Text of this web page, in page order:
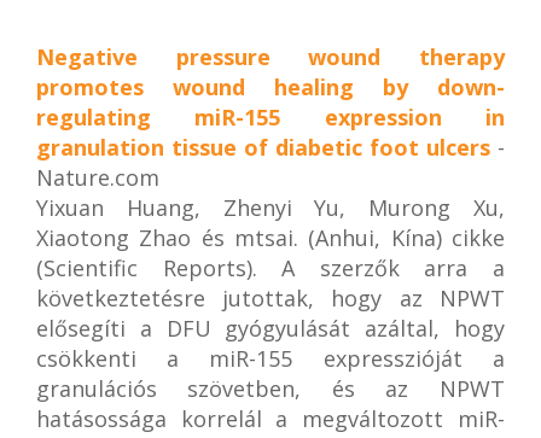
Negative pressure wound therapy
promotes wound healing by down-
regulating miR-155 expression in
granulation tissue of diabetic foot ulcers -
Nature.com
Yixuan Huang, Zhenyi Yu, Murong Xu,
Xiaotong Zhao és mtsai. (Anhui, Kína) cikke
(Scientific Reports). A szerzők arra a
következtetésre jutottak, hogy az NPWT
elősegíti a DFU gyógyulását azáltal, hogy
csökkenti a miR-155 expresszióját a
granulációs szövetben, és az NPWT
hatásossága korrelál a megváltozott miR-